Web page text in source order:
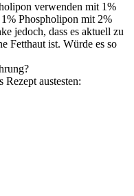
verwenden mit 1%
Phospholipon mit 2%
jedoch, dass es aktuell zu
Fetthaut ist. Würde es so
austesten: